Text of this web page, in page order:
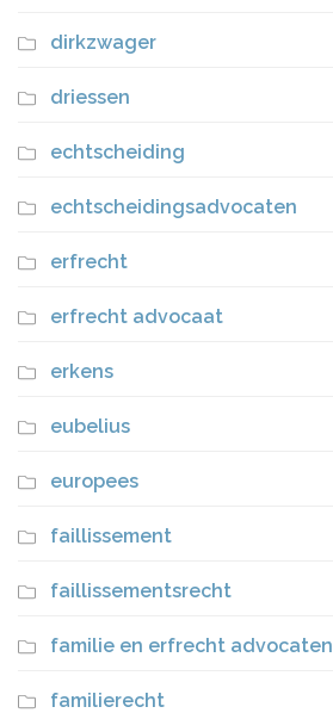
dirkzwager
driessen
echtscheiding
echtscheidingsadvocaten
erfrecht
erfrecht advocaat
erkens
eubelius
europees
faillissement
faillissementsrecht
familie en erfrecht advocaten
familierecht